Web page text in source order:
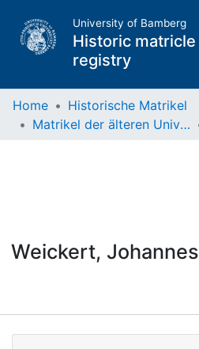
University of Bamberg
Historic matricle
registry
Home
Historische Matrikel
Matrikel der älteren Universität
Weickert, Johannes
Details